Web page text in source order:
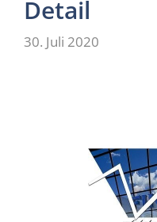
Detail
30. Juli 2020